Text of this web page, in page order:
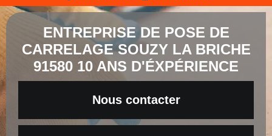
ENTREPRISE DE POSE DE
CARRELAGE SOUZY LA BRICHE
91580 10 ANS D'ÉXPÉRIENCE
Nous contacter